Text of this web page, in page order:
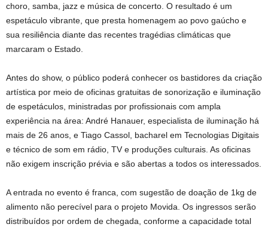
choro, samba, jazz e música de concerto. O resultado é um
espetáculo vibrante, que presta homenagem ao povo gaúcho e
sua resiliência diante das recentes tragédias climáticas que
marcaram o Estado.
Antes do show, o público poderá conhecer os bastidores da criação
artística por meio de oficinas gratuitas de sonorização e iluminação
de espetáculos, ministradas por profissionais com ampla
experiência na área: André Hanauer, especialista de iluminação há
mais de 26 anos, e Tiago Cassol, bacharel em Tecnologias Digitais
e técnico de som em rádio, TV e produções culturais. As oficinas
não exigem inscrição prévia e são abertas a todos os interessados.
A entrada no evento é franca, com sugestão de doação de 1kg de
alimento não perecível para o projeto Movida. Os ingressos serão
distribuídos por ordem de chegada, conforme a capacidade total